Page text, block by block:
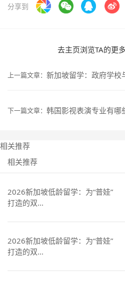
分享到
去主页浏览TA的更
上一篇文章： 新加坡留学：政府学校
下一篇文章： 韩国影视表演专业有哪
相关推荐
相关推荐
2026新加坡低龄留学：为“普娃”
打造的双...
2026新加坡低龄留学：为“普娃”
打造的双...